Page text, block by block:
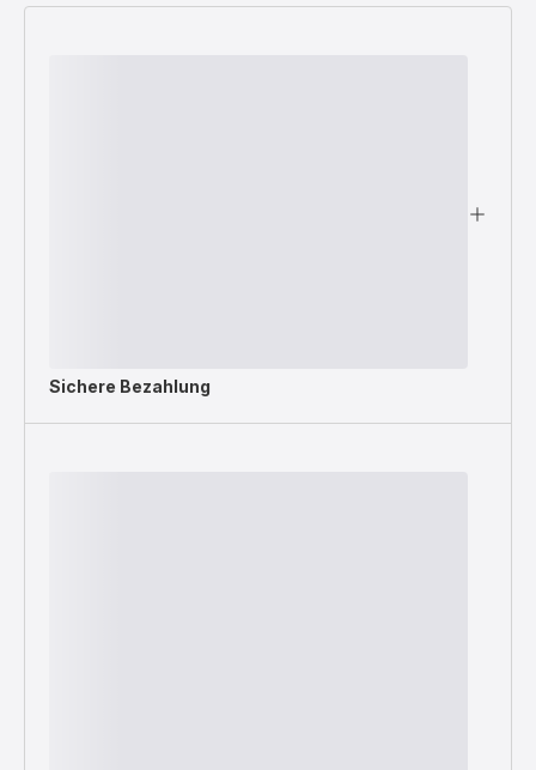
Sichere Bezahlung